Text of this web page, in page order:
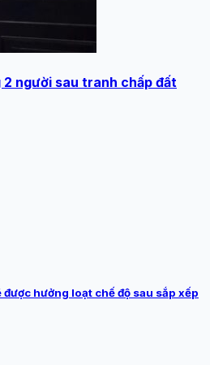
người sau tranh chấp đất
hưởng loạt chế độ sau sắp xếp